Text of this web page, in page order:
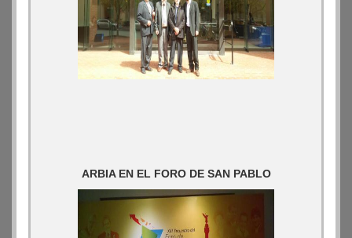
ARBIA EN EL FORO DE SAN PABLO